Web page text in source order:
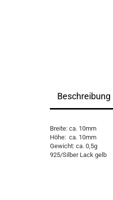
Beschreibung
Breite: ca. 10mm
Höhe: ca. 10mm
Gewicht: ca. 0,5g
925/Silber Lack gelb